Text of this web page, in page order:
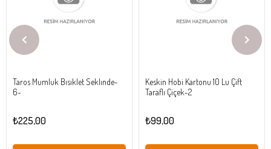
Taros Mumluk Bısıklet Seklınde-
6-
₺225,00
Keskin Hobi Kartonu 10 Lu Çift
Taraflı Çiçek-2
₺99,00